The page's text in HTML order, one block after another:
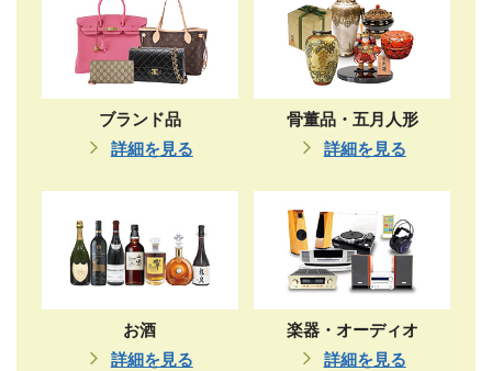
ブランド品
詳細を見る
骨董品・五月人形
詳細を見る
お酒
詳細を見る
楽器・オーディオ
詳細を見る